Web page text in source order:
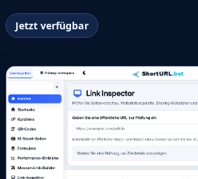
Jetzt verfügbar